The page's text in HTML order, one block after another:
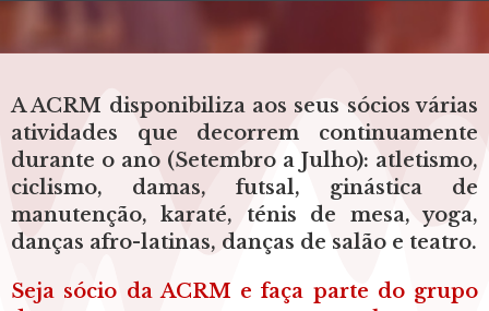
A ACRM disponibiliza aos seus sócios várias
atividades que decorrem continuamente
durante o ano (Setembro a Julho): atletismo,
ciclismo, damas, futsal, ginástica de
manutenção, karaté, ténis de mesa, yoga,
danças afro-latinas, danças de salão e teatro.
Seja sócio da ACRM e faça parte do grupo